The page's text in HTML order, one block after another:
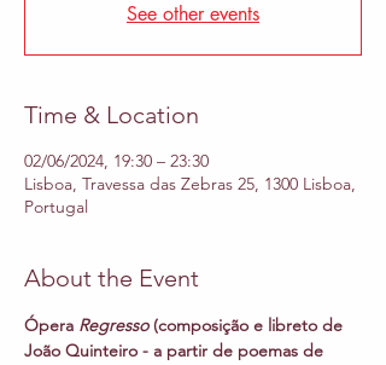
See other events
Time & Location
02/06/2024, 19:30 – 23:30
Lisboa, Travessa das Zebras 25, 1300 Lisboa,
Portugal
About the Event
Ópera Regresso (composição e libreto de
João Quinteiro - a partir de poemas de